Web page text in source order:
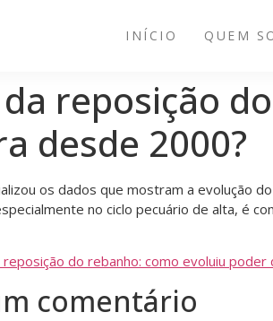
INÍCIO QUEM
reposição
desde 2000?
os dados que mostram a evolução
no ciclo pecuário de alta, é
reposição do rebanho: como evoluiu
comentário